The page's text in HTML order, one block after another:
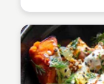
est idéale pour un